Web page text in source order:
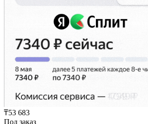
₸53 683
Под заказ